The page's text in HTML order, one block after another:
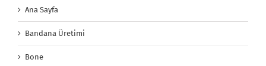
Ana Sayfa
Bandana Üretimi
Bone